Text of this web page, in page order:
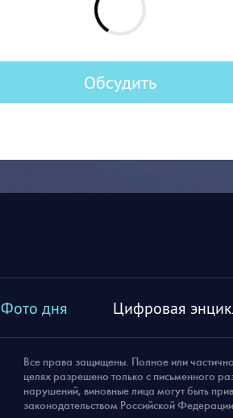
Обсудить
Фото дня Цифровая
Все права защищены. Полное или
целях разрешено только с письменного
нарушений, виновные лица могут быть
законодательством Российской